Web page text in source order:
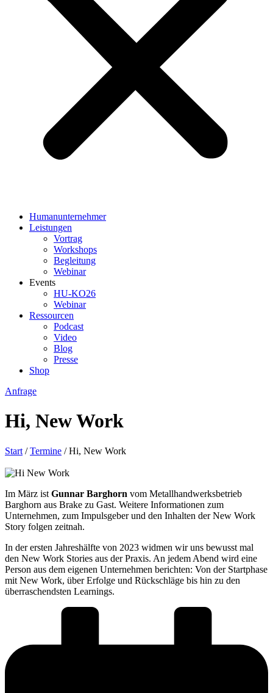
Humanunternehmer
Leistungen
Vortrag
Workshops
Begleitung
Webinar
Events
HU-KO26
Webinar
Ressourcen
Podcast
Video
Blog
Presse
Shop
Anfrage
Hi, New Work
Start /Termine / Hi, New Work
Im März ist Gunnar Barghorn vom Metallhandwerksbetrieb
Barghorn aus Brake zu Gast. Weitere Informationen zum
Unternehmen, zum Impulsgeber und den Inhalten der New Work
Story folgen zeitnah.
In der ersten Jahreshälfte von 2023 widmen wir uns bewusst mal
den New Work Stories aus der Praxis. An jedem Abend wird eine
Person aus dem eigenen Unternehmen berichten: Von der Startphase
mit New Work, über Erfolge und Rückschläge bis hin zu den
überraschendsten Learnings.